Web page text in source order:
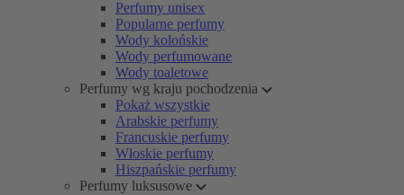
Perfumy unisex
Popularne perfumy
Wody kolońskie
Wody perfumowane
Wody toaletowe
Perfumy wg kraju pochodzenia
Pokaż wszystkie
Arabskie perfumy
Francuskie perfumy
Włoskie perfumy
Hiszpańskie perfumy
Perfumy luksusowe